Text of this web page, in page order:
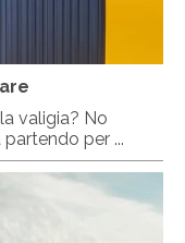
valigia? No
per ...